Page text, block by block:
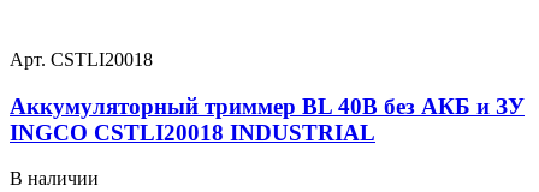
Арт. CSTLI20018
Аккумуляторный триммер BL 40В без АКБ и ЗУ
INGCO CSTLI20018 INDUSTRIAL
В наличии